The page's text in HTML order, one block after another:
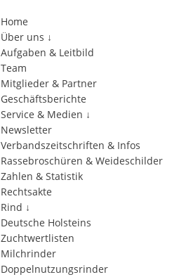
Home
Über uns ↓
Aufgaben & Leitbild
Team
Mitglieder & Partner
Geschäftsberichte
Service & Medien ↓
Newsletter
Verbandszeitschriften & Infos
Rassebroschüren & Weideschilder
Zahlen & Statistik
Rechtsakte
Rind ↓
Deutsche Holsteins
Zuchtwertlisten
Milchrinder
Doppelnutzungsrinder